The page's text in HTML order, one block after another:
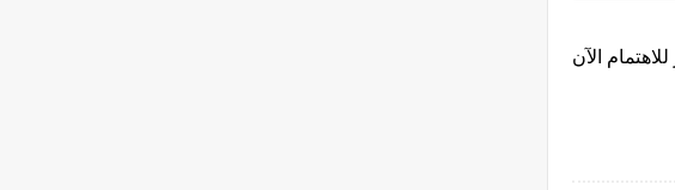
الآن